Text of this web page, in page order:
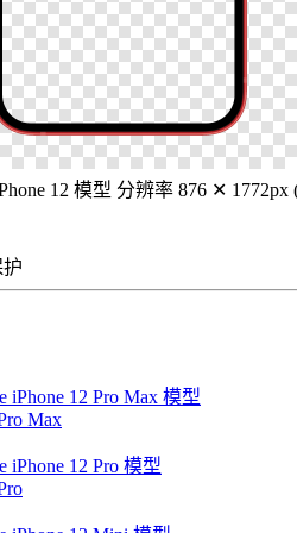
12 模型 分辨率 876 ✕ 1772px
Max